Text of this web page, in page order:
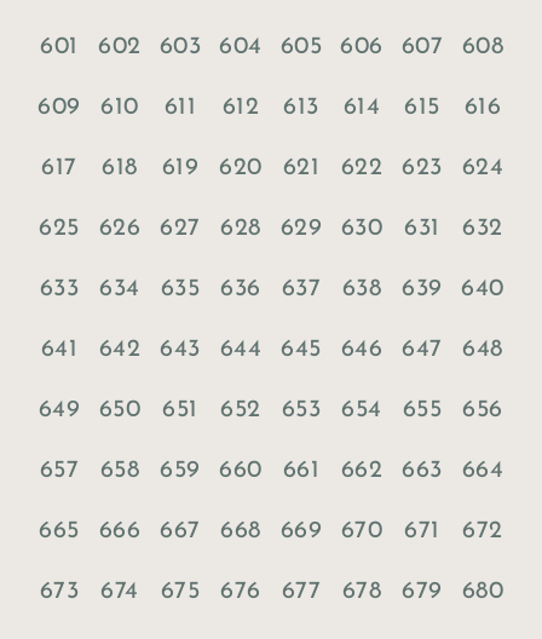
601 602 603 604 605 606 607 608
609 610 611 612 613 614 615 616
617 618 619 620 621 622 623 624
625 626 627 628 629 630 631 632
633 634 635 636 637 638 639 640
641 642 643 644 645 646 647 648
649 650 651 652 653 654 655 656
657 658 659 660 661 662 663 664
665 666 667 668 669 670 671 672
673 674 675 676 677 678 679 680